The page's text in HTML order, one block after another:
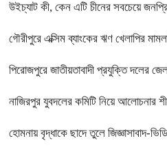
উইচ্যাট কী, কেন এটি চীনের সবচেয়ে
গৌরীপুরে এক্সিম ব্যাংকের ঋণ খেলাপির
পিরোজপুরে জাতীয়তাবাদী প্রযুক্তি দলের
নাজিরপুর যুবদলের কমিটি নিয়ে আলোচনার
হোমনায় বৃদ্ধাকে ছাদে তুলে জিজ্ঞাসাবাদ-